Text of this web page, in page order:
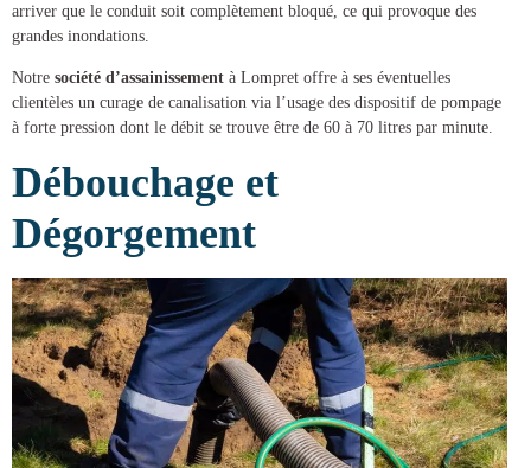
arriver que le conduit soit complètement bloqué, ce qui provoque des
grandes inondations.
Notre société d’assainissement à Lompret offre à ses éventuelles
clientèles un curage de canalisation via l’usage des dispositif de pompage
à forte pression dont le débit se trouve être de 60 à 70 litres par minute.
Débouchage et
Dégorgement